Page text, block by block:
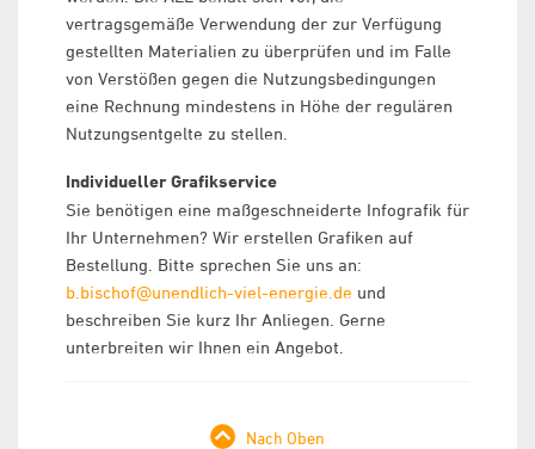
vertragsgemäße Verwendung der zur Verfügung
gestellten Materialien zu überprüfen und im Falle
von Verstößen gegen die Nutzungsbedingungen
eine Rechnung mindestens in Höhe der regulären
Nutzungsentgelte zu stellen.
Individueller Grafikservice
Sie benötigen eine maßgeschneiderte Infografik für
Ihr Unternehmen? Wir erstellen Grafiken auf
Bestellung. Bitte sprechen Sie uns an:
b.bischof@unendlich-viel-energie.de und
beschreiben Sie kurz Ihr Anliegen. Gerne
unterbreiten wir Ihnen ein Angebot.
Nach Oben